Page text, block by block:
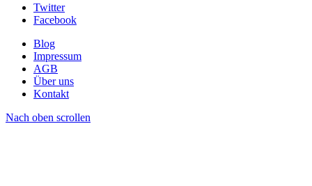
Twitter
Facebook
Blog
Impressum
AGB
Über uns
Kontakt
Nach oben scrollen